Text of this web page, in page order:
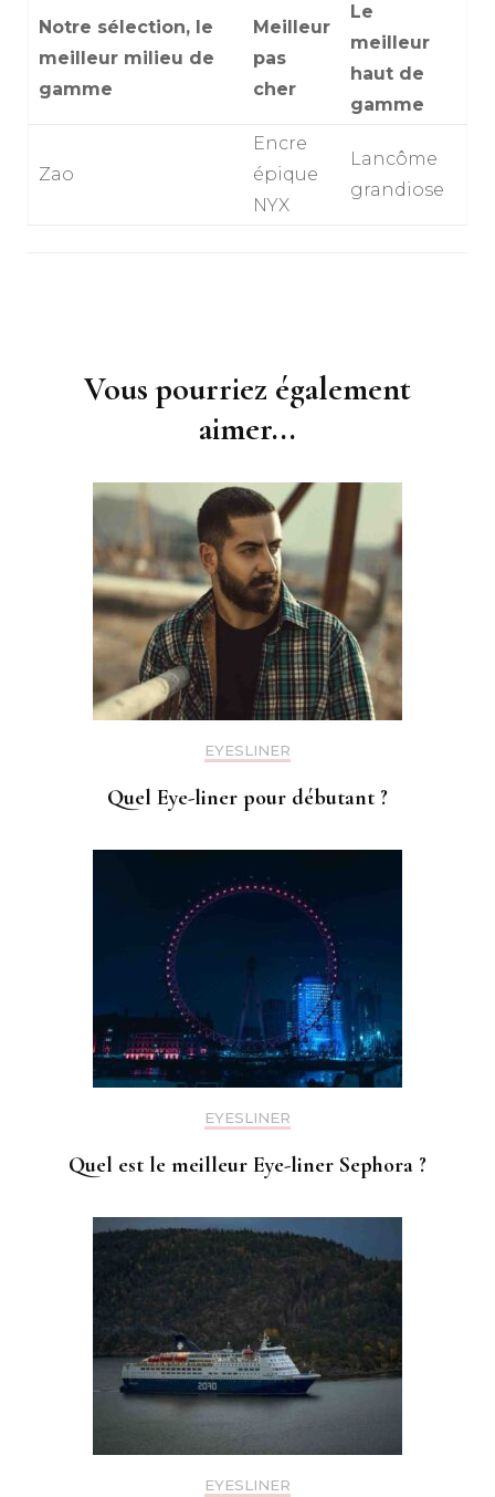
Notre sélection, le
meilleur milieu de
gamme
Meilleur
pas
cher
Le
meilleur
haut de
gamme
Zao
Encre
épique
NYX
Lancôme
grandiose
Vous pourriez également
aimer...
EYESLINER
Quel Eye-liner pour débutant ?
EYESLINER
Quel est le meilleur Eye-liner Sephora ?
EYESLINER